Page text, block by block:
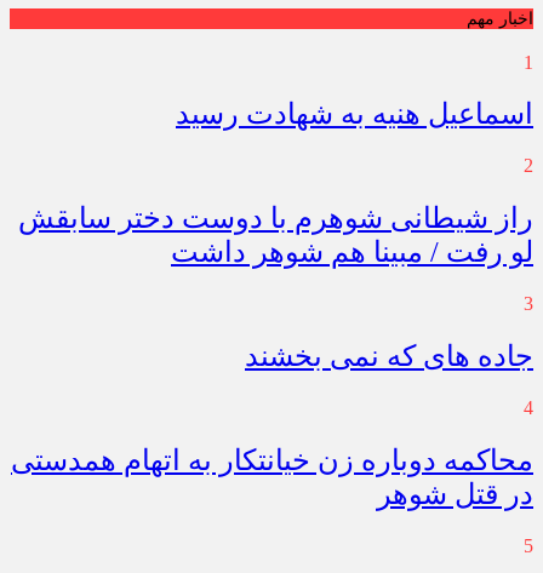
اخبار مهم
1
اسماعیل هنیه به شهادت رسید
2
راز شیطانی شوهرم با دوست دختر سابقش
لو رفت / مبینا هم شوهر داشت
3
جاده های که نمی بخشند
4
محاکمه دوباره زن خیانتکار به اتهام همدستی
در قتل شوهر
5